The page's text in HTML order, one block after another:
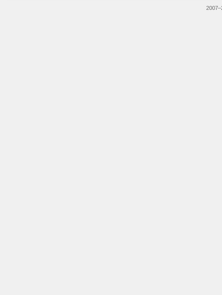
2007–